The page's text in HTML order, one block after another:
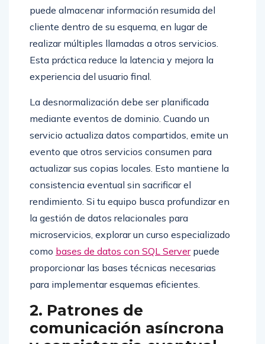
puede almacenar información resumida del
cliente dentro de su esquema, en lugar de
realizar múltiples llamadas a otros servicios.
Esta práctica reduce la latencia y mejora la
experiencia del usuario final.
La desnormalización debe ser planificada
mediante eventos de dominio. Cuando un
servicio actualiza datos compartidos, emite un
evento que otros servicios consumen para
actualizar sus copias locales. Esto mantiene la
consistencia eventual sin sacrificar el
rendimiento. Si tu equipo busca profundizar en
la gestión de datos relacionales para
microservicios, explorar un curso especializado
como bases de datos con SQL Serverpuede
proporcionar las bases técnicas necesarias
para implementar esquemas eficientes.
2. Patrones de
comunicación asíncrona